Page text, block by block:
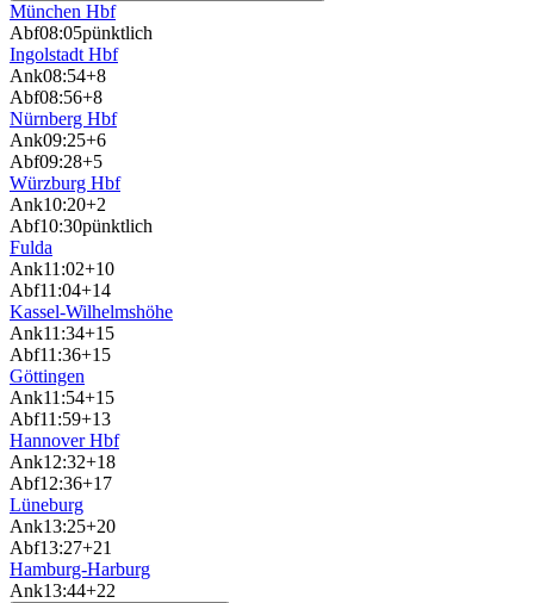
München Hbf
Abf08:05pünktlich
Ingolstadt Hbf
Ank08:54+8
Abf08:56+8
Nürnberg Hbf
Ank09:25+6
Abf09:28+5
Würzburg Hbf
Ank10:20+2
Abf10:30pünktlich
Fulda
Ank11:02+10
Abf11:04+14
Kassel-Wilhelmshöhe
Ank11:34+15
Abf11:36+15
Göttingen
Ank11:54+15
Abf11:59+13
Hannover Hbf
Ank12:32+18
Abf12:36+17
Lüneburg
Ank13:25+20
Abf13:27+21
Hamburg-Harburg
Ank13:44+22